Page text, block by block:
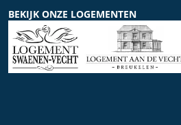
BEKIJK ONZE LOGEMENTEN